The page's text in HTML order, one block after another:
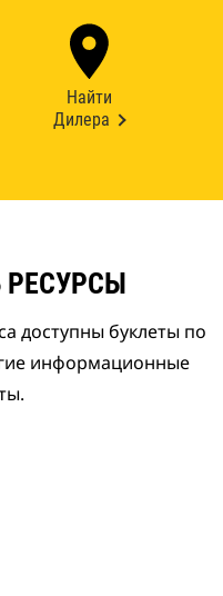
Найти
Дилера
РЕСУРСЫ
доступны буклеты по
информационные